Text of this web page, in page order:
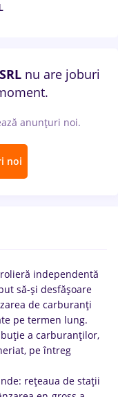
nu are joburi
anunțuri noi.
noi
independentă
să-și desfășoare
de carburanți
pe termen lung.
a carburanților,
pe întreg
rețeaua de stații